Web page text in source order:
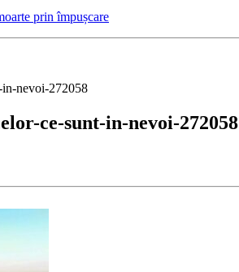
prin împușcare
in-nevoi-272058
ce-sunt-in-nevoi-272058